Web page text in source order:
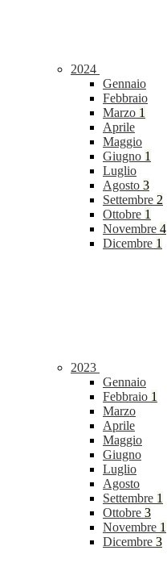
2024
Gennaio
Febbraio
Marzo 1
Aprile
Maggio
Giugno 1
Luglio
Agosto 3
Settembre 2
Ottobre 1
Novembre 4
Dicembre 1
2023
Gennaio
Febbraio 1
Marzo
Aprile
Maggio
Giugno
Luglio
Agosto
Settembre 1
Ottobre 3
Novembre 1
Dicembre 3